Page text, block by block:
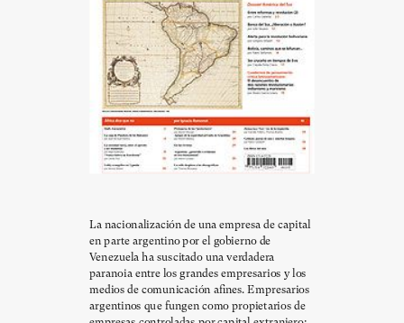
La nacionalización de una empresa de capital
en parte argentino por el gobierno de
Venezuela ha suscitado una verdadera
paranoia entre los grandes empresarios y los
medios de comunicación afines. Empresarios
argentinos que fungen como propietarios de